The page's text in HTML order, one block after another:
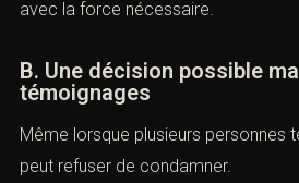
jamais existé.
Elle signifie que la culpabilité pénale
avec la force nécessaire.
B. Une décision possible